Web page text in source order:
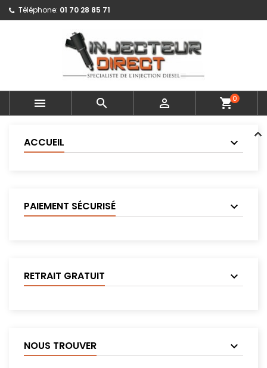
Téléphone: 01 70 28 85 71
   shopping_cart0
ACCUEIL
PAIEMENT SÉCURISÉ
RETRAIT GRATUIT
NOUS TROUVER